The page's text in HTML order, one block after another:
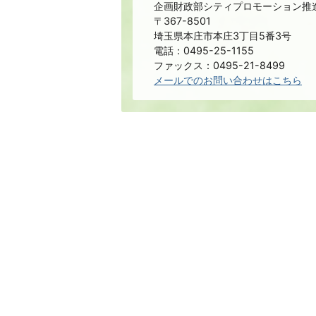
企画財政部シティプロモーション推
〒367-8501
埼玉県本庄市本庄3丁目5番3号
電話：0495-25-1155
ファックス：0495-21-8499
メールでのお問い合わせはこちら